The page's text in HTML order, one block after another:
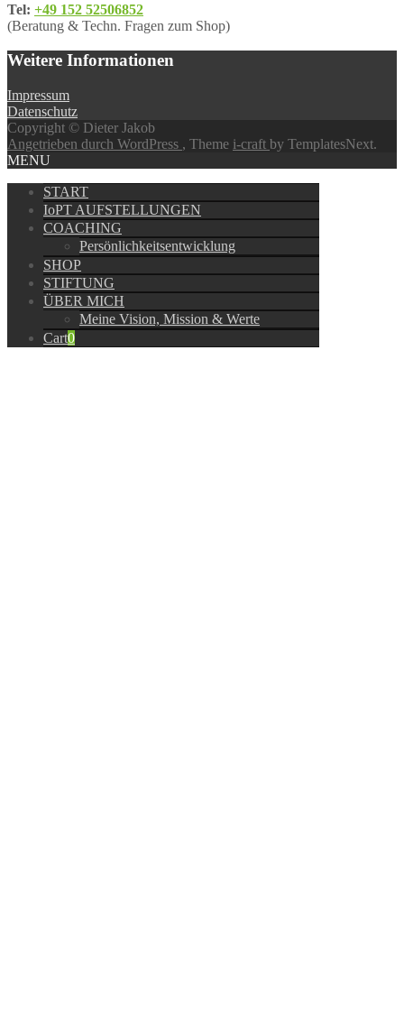
Tel: +49 152 52506852
(Beratung & Techn. Fragen zum Shop)
Weitere Informationen
Impressum
Datenschutz
Copyright © Dieter Jakob
Angetrieben durch WordPress , Theme i-craft by TemplatesNext.
MENU
START
IoPT AUFSTELLUNGEN
COACHING
Persönlichkeitsentwicklung
SHOP
STIFTUNG
ÜBER MICH
Meine Vision, Mission & Werte
Cart0